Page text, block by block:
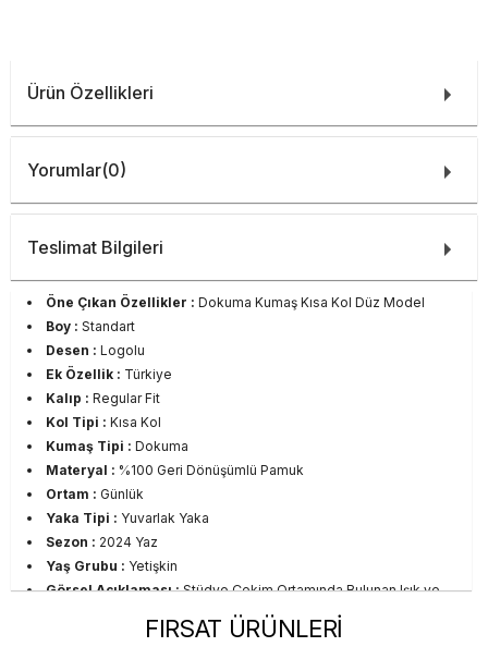
Ürün Özellikleri
Yorumlar(0)
Teslimat Bilgileri
Öne Çıkan Özellikler : Dokuma Kumaş Kısa Kol Düz Model
Boy : Standart
Desen : Logolu
Ek Özellik : Türkiye
Kalıp : Regular Fit
Kol Tipi : Kısa Kol
Kumaş Tipi : Dokuma
Materyal : %100 Geri Dönüşümlü Pamuk
Ortam : Günlük
Yaka Tipi : Yuvarlak Yaka
Sezon : 2024 Yaz
Yaş Grubu : Yetişkin
Görsel Açıklaması :Stüdyo Çekim Ortamında Bulunan Işık ve
Gölgelenmelerden Dolayı Renk Farklılıkları Olabilir
FIRSAT ÜRÜNLERİ